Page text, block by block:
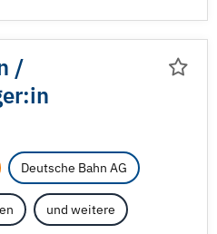
/
Deutsche Bahn AG
und weitere